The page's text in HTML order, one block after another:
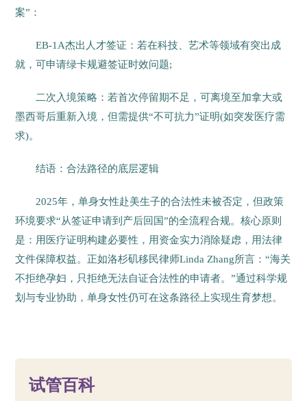
案”：
EB-1A杰出人才签证：若在科技、艺术等领域有突出成
就，可申请绿卡规避签证时效问题;
二次入境策略：若首次停留期不足，可离境至加拿大或
墨西哥后重新入境，但需提供“不可抗力”证明(如突发医疗需
求)。
结语：合法路径的底层逻辑
2025年，单身女性赴美生子的合法性未被否定，但政策
环境要求“从签证申请到产后回国”的全流程合规。核心原则
是：用医疗证明构建必要性，用资金实力消除疑虑，用法律
文件保障权益。正如洛杉矶移民律师Linda Zhang所言：“海关
不拒绝孕妇，只拒绝无法自证合法性的申请者。”通过科学规
划与专业协助，单身女性仍可在这条路径上实现生育梦想。
试管百科